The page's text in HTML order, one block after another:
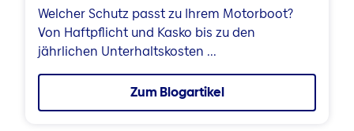
Welcher Schutz passt zu Ihrem Motorboot?
Von Haftpflicht und Kasko bis zu den
jährlichen Unterhaltskosten ...
Zum Blogartikel